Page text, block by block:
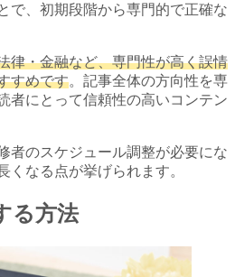
で、初期段階から専門的で正確な
律・金融など、専門性が高く誤情
すめです。記事全体の方向性を専
者にとって信頼性の高いコンテン
者のスケジュール調整が必要にな
くなる点が挙げられます。
る方法